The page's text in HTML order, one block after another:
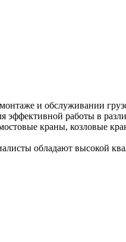
и обслуживании
эффективной работы в
краны, козловые
обладают высокой